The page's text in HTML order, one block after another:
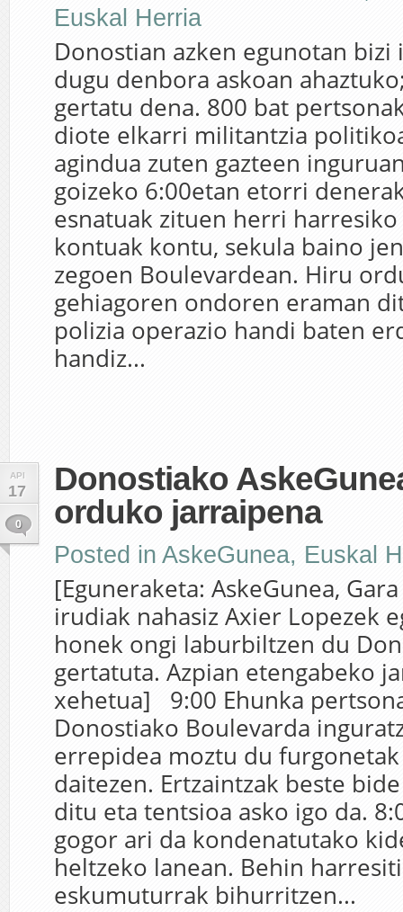
Euskal Herria
Donostian azken egunotan bizi
dugu denbora askoan
gertatu dena. 800 bat
diote elkarri militantzia
agindua zuten gazteen
goizeko 6:00etan etorri
esnatuak zituen herri
kontuak kontu, sekula baino
zegoen Boulevardean. Hiru
gehiagoren ondoren eraman
polizia operazio handi baten
handiz...
API
17
0
Donostiako
orduko jarraipena
Posted in AskeGunea, Euskal
[Eguneraketa: AskeGunea,
irudiak nahasiz Axier Lopezek
honek ongi laburbiltzen du
gertatuta. Azpian etengabeko
xehetua] 9:00 Ehunka
Donostiako Boulevarda
errepidea moztu du
daitezen. Ertzaintzak beste
ditu eta tentsioa asko igo da.
gogor ari da kondenatutako
heltzeko lanean. Behin
eskumuturrak bihurritzen...